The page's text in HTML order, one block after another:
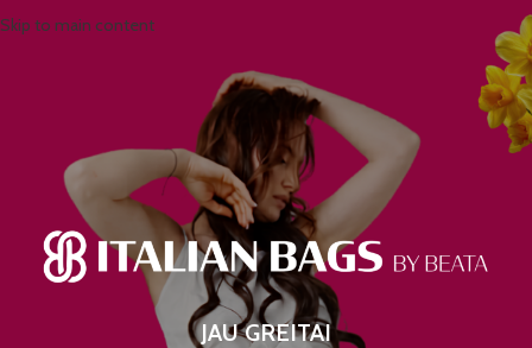
Skip to main content
JAU GREITAI